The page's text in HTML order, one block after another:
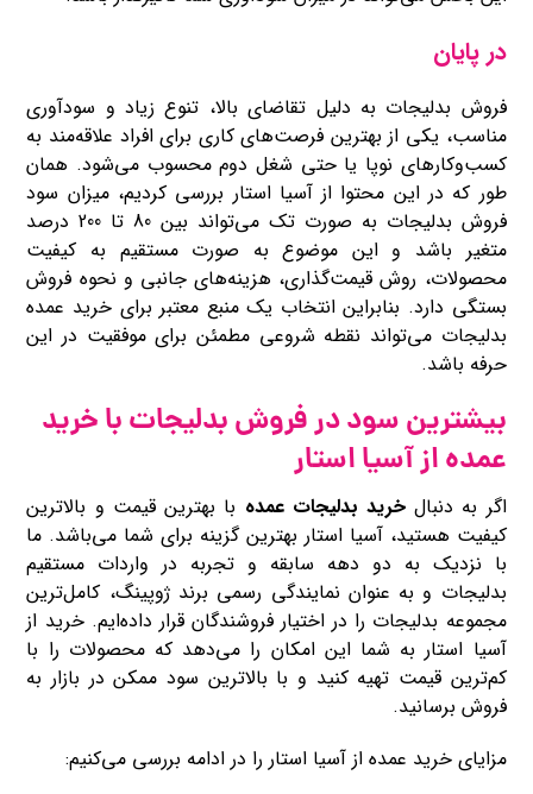
در پایان
فروش بدلیجات به دلیل تقاضای بالا، تنوع زیاد و سودآوری
مناسب، یکی از بهترین فرصت‌های کاری برای افراد علاقه‌مند به
کسب‌وکارهای نوپا یا حتی شغل دوم محسوب می‌شود. همان‌
طور که در این محتوا از آسیا استار بررسی کردیم، میزان سود
فروش بدلیجات به صورت تک می‌تواند بین 80 تا 200 درصد
متغیر باشد و این موضوع به صورت مستقیم به کیفیت
محصولات، روش قیمت‌گذاری، هزینه‌های جانبی و نحوه فروش
بستگی دارد. بنابراین انتخاب یک منبع معتبر برای خرید عمده
بدلیجات می‌تواند نقطه شروعی مطمئن برای موفقیت در این
حرفه باشد.
بیشترین سود در فروش بدلیجات با خرید
عمده از آسیا استار
اگر به‌ دنبالخرید بدلیجات عمده با بهترین قیمت و بالاترین
کیفیت هستید، آسیا استار بهترین گزینه برای شما می‌باشد. ما
با نزدیک به دو دهه سابقه و تجربه در واردات مستقیم
بدلیجات و به‌ عنوان نمایندگی رسمی برند ژوپینگ، کامل‌ترین
مجموعه بدلیجات را در اختیار فروشندگان قرار داده‌ایم. خرید از
آسیا استار به شما این امکان را می‌دهد که محصولات را با
کم‌ترین قیمت تهیه کنید و با بالاترین سود ممکن در بازار به
فروش برسانید.
مزایای خرید عمده از آسیا استار را در ادامه بررسی می‌کنیم: